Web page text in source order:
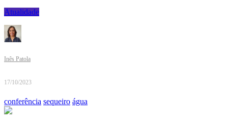
Atualidade
Inês Patola
17/10/2023
conferência sequeiro água